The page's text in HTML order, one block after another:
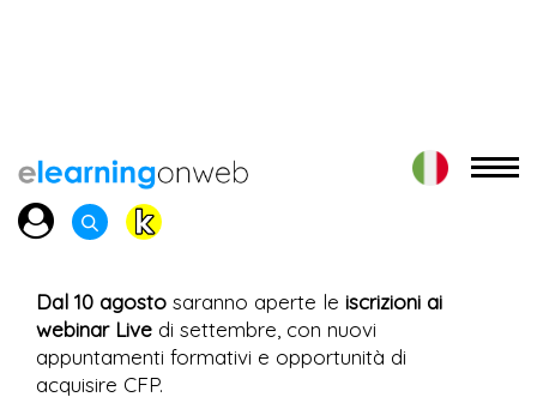
Dal 10 agosto saranno aperte le iscrizioni ai
webinar Live di settembre, con nuovi
appuntamenti formativi e opportunità di
acquisire CFP.